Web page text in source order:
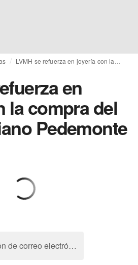
en
la compra del
Pedemonte
Dirección de correo electrónico